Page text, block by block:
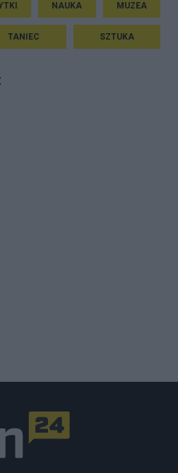
NAUKA MUZEA
TANIEC SZTUKA